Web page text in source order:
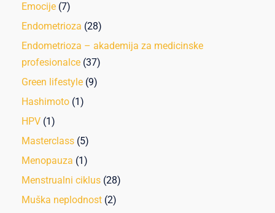
Emocije (7)
Endometrioza (28)
Endometrioza – akademija za medicinske
profesionalce (37)
Green lifestyle (9)
Hashimoto (1)
HPV (1)
Masterclass (5)
Menopauza (1)
Menstrualni ciklus (28)
Muška neplodnost (2)